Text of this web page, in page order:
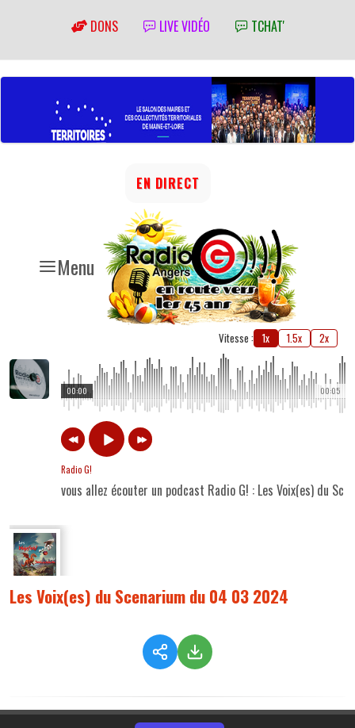
DONS LIVE VIDÉO TCHAT'
Menu
EN DIRECT
Vitesse : 1x 1.5x 2x
00:05
00:00
Radio G!
vous allez écouter un podcast Radio G! : Les Voix(es) du
Les Voix(es) du Scenarium du 04 03 2024